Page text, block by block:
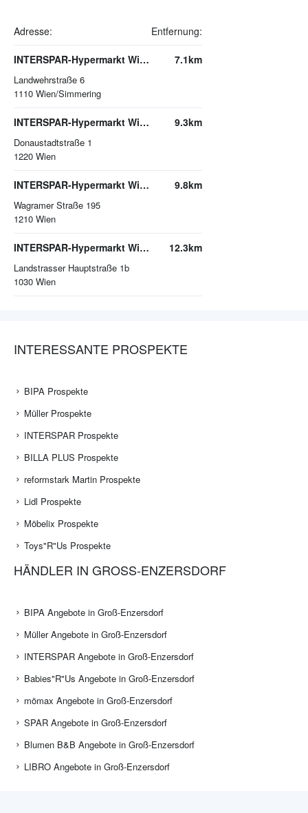
Adresse: Entfernung:
INTERSPAR-Hypermarkt Wien-Simmering, huma eleven
Landwehrstraße 6
1110 Wien/Simmering
7.1km
INTERSPAR-Hypermarkt Wien, Donauzentrum
Donaustadtstraße 1
1220 Wien
9.3km
INTERSPAR-Hypermarkt Wien-Citygate
Wagramer Straße 195
1210 Wien
9.8km
INTERSPAR-Hypermarkt Wien Mitte - The Mall
Landstrasser Hauptstraße 1b
1030 Wien
12.3km
INTERESSANTE PROSPEKTE
BIPA Prospekte
Müller Prospekte
INTERSPAR Prospekte
BILLA PLUS Prospekte
reformstark Martin Prospekte
Lidl Prospekte
Möbelix Prospekte
Toys"R"Us Prospekte
HÄNDLER IN GROSS-ENZERSDORF
BIPA Angebote in Groß-Enzersdorf
Müller Angebote in Groß-Enzersdorf
INTERSPAR Angebote in Groß-Enzersdorf
Babies"R"Us Angebote in Groß-Enzersdorf
mömax Angebote in Groß-Enzersdorf
SPAR Angebote in Groß-Enzersdorf
Blumen B&B Angebote in Groß-Enzersdorf
LIBRO Angebote in Groß-Enzersdorf